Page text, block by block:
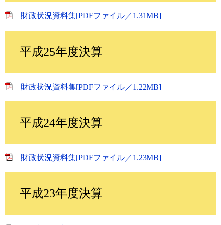
財政状況資料集[PDFファイル／1.31MB]
平成25年度決算
財政状況資料集[PDFファイル／1.22MB]
平成24年度決算
財政状況資料集[PDFファイル／1.23MB]
平成23年度決算